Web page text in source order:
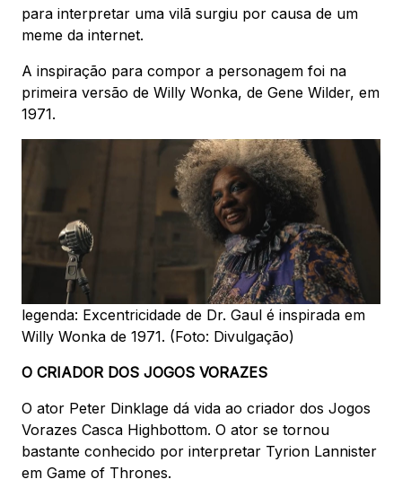
para interpretar uma vilã surgiu por causa de um
meme da internet.
A inspiração para compor a personagem foi na
primeira versão de Willy Wonka, de Gene Wilder, em
1971.
legenda: Excentricidade de Dr. Gaul é inspirada em
Willy Wonka de 1971. (Foto: Divulgação)
O CRIADOR DOS JOGOS VORAZES
O ator Peter Dinklage dá vida ao criador dos Jogos
Vorazes Casca Highbottom. O ator se tornou
bastante conhecido por interpretar Tyrion Lannister
em Game of Thrones.